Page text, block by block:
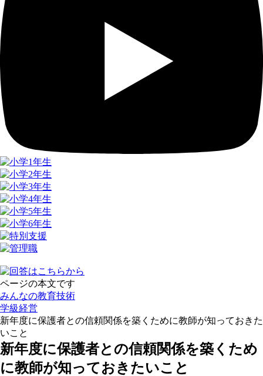
ページの本文です
みんなの教育技術
学級経営
新年度に保護者との信頼関係を築くために教師が知っておきた
いこと
新年度に保護者との信頼関係を築くため
に教師が知っておきたいこと